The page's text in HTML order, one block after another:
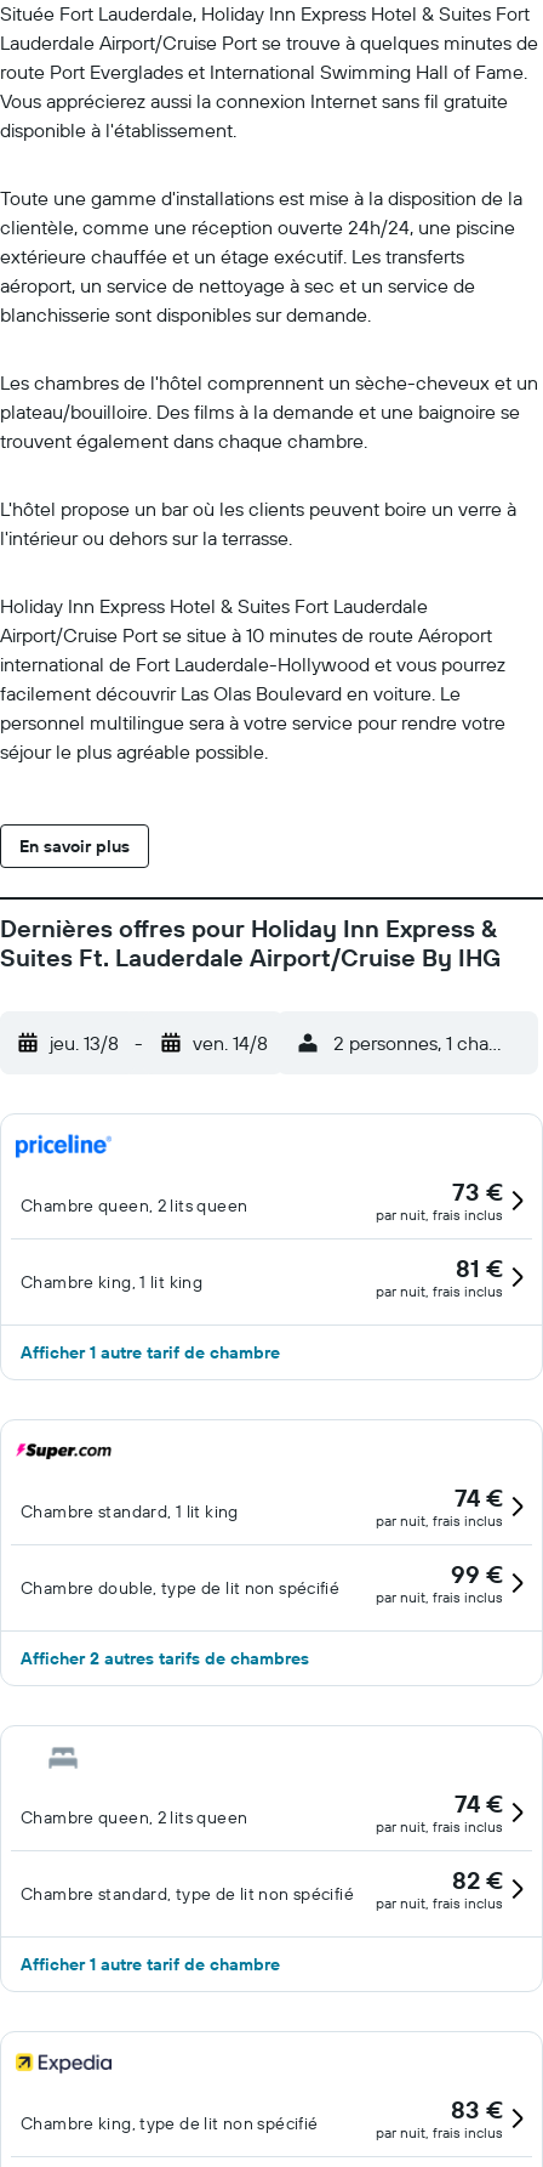
Située Fort Lauderdale, Holiday Inn Express Hotel & Suites Fort
Lauderdale Airport/Cruise Port se trouve à quelques minutes de
route Port Everglades et International Swimming Hall of Fame.
Vous apprécierez aussi la connexion Internet sans fil gratuite
disponible à l'établissement.
Toute une gamme d'installations est mise à la disposition de la
clientèle, comme une réception ouverte 24h/24, une piscine
extérieure chauffée et un étage exécutif. Les transferts
aéroport, un service de nettoyage à sec et un service de
blanchisserie sont disponibles sur demande.
Les chambres de l'hôtel comprennent un sèche-cheveux et un
plateau/bouilloire. Des films à la demande et une baignoire se
trouvent également dans chaque chambre.
L'hôtel propose un bar où les clients peuvent boire un verre à
l'intérieur ou dehors sur la terrasse.
Holiday Inn Express Hotel & Suites Fort Lauderdale
Airport/Cruise Port se situe à 10 minutes de route Aéroport
international de Fort Lauderdale-Hollywood et vous pourrez
facilement découvrir Las Olas Boulevard en voiture. Le
personnel multilingue sera à votre service pour rendre votre
séjour le plus agréable possible.
En savoir plus
Dernières offres pour Holiday Inn Express &
Suites Ft. Lauderdale Airport/Cruise By IHG
jeu. 13/8 - ven. 14/8 2 personnes, 1 chambre
Chambre queen, 2 lits queen 73 €
par nuit, frais inclus
Chambre king, 1 lit king 81 €
par nuit, frais inclus
Afficher 1 autre tarif de chambre
Chambre standard, 1 lit king 74 €
par nuit, frais inclus
Chambre double, type de lit non spécifié 99 €
par nuit, frais inclus
Afficher 2 autres tarifs de chambres
Chambre queen, 2 lits queen 74 €
par nuit, frais inclus
Chambre standard, type de lit non spécifié 82 €
par nuit, frais inclus
Afficher 1 autre tarif de chambre
Chambre king, type de lit non spécifié 83 €
par nuit, frais inclus